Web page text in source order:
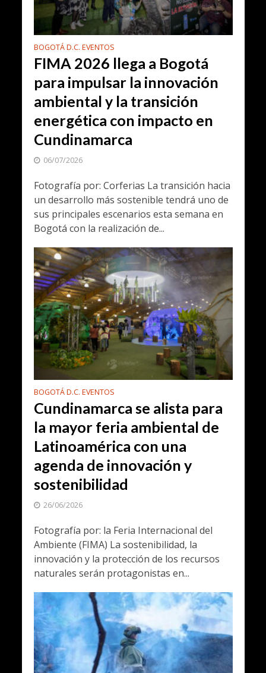
BOGOTÁ D.C. EVENTOS
FIMA 2026 llega a Bogotá
para impulsar la innovación
ambiental y la transición
energética con impacto en
Cundinamarca
06/07/2026
Fotografía por: Corferias La transición hacia
un desarrollo más sostenible tendrá uno de
sus principales escenarios esta semana en
Bogotá con la realización de...
BOGOTÁ D.C. EVENTOS
Cundinamarca se alista para
la mayor feria ambiental de
Latinoamérica con una
agenda de innovación y
sostenibilidad
26/06/2026
Fotografía por: la Feria Internacional del
Ambiente (FIMA) La sostenibilidad, la
innovación y la protección de los recursos
naturales serán protagonistas en...